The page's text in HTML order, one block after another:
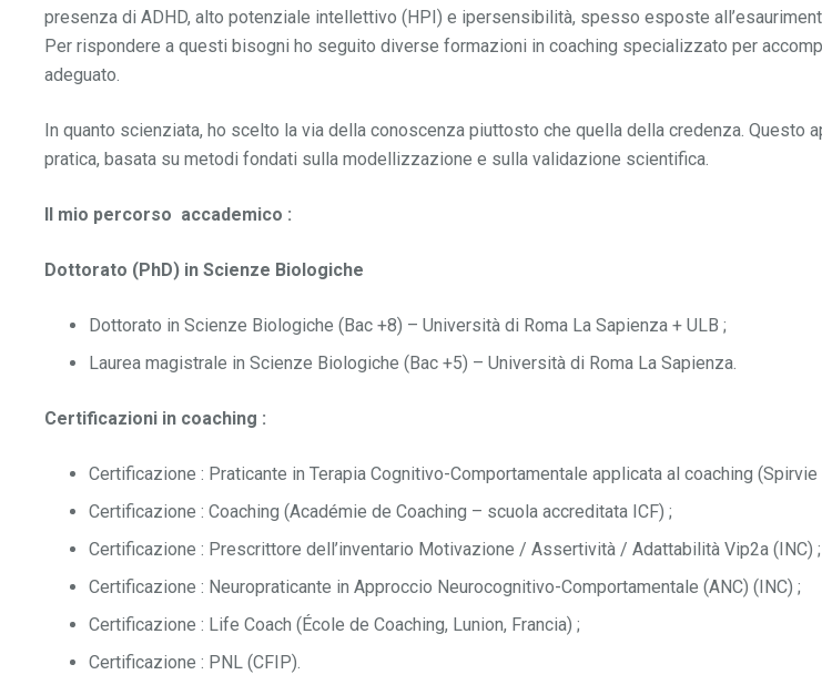
presenza di ADHD, alto potenziale intellettivo (HPI) e ipersensibilità, spesso esposte
Per rispondere a questi bisogni ho seguito diverse formazioni in coaching specializzato per
adeguato.
In quanto scienziata, ho scelto la via della conoscenza piuttosto che quella della credenza. Questo
pratica, basata su metodi fondati sulla modellizzazione e sulla validazione scientifica.
Il mio percorso accademico :
Dottorato (PhD) in Scienze Biologiche
Dottorato in Scienze Biologiche (Bac +8) – Università di Roma La Sapienza + ULB ;
Laurea magistrale in Scienze Biologiche (Bac +5) – Università di Roma La Sapienza.
Certificazioni in coaching :
Certificazione : Praticante in Terapia Cognitivo-Comportamentale applicata al coaching (Spirvie
Certificazione : Coaching (Académie de Coaching – scuola accreditata ICF) ;
Certificazione : Prescrittore dell’inventario Motivazione / Assertività / Adattabilità Vip2a (INC) ;
Certificazione : Neuropraticante in Approccio Neurocognitivo-Comportamentale (ANC) (INC) ;
Certificazione : Life Coach (École de Coaching, Lunion, Francia) ;
Certificazione : PNL (CFIP).